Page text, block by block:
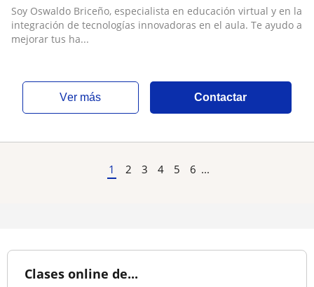
profesionales? 📚👨‍🏫
Soy Oswaldo Briceño, especialista en educación virtual y en la
integración de tecnologías innovadoras en el aula. Te ayudo a
mejorar tus ha...
ver más Contactar
1 2 3 4 5 6 ...
Clases online de...